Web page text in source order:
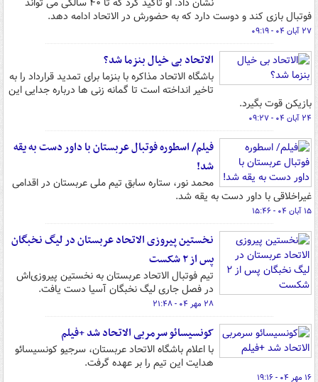
فوتبال بازی کند و دوست دارد که به حضورش در الاتحاد ادامه دهد.
۲۷ آبان ۰۴ - ۰۹:۱۹
الاتحاد بی خیال بنزما شد؟
باشگاه الاتحاد مذاکره با بنزما برای تمدید قرارداد را به
تاخیر انداخته است تا گمانه زنی ها درباره جدایی این
بازیکن قوت بگیرد.
۲۴ آبان ۰۴ - ۰۹:۲۷
فیلم/ اسطوره فوتبال عربستان با داور دست به یقه
شد!
محمد نور، ستاره سابق تیم ملی عربستان در اقدامی
غیراخلاقی با داور دست به یقه شد.
۱۵ آبان ۰۴ - ۱۵:۴۶
نخستین پیروزی الاتحاد عربستان در لیگ نخبگان
پس از ۲ شکست
تیم فوتبال الاتحاد عربستان به نخستین پیروزی‌اش
در فصل جاری لیگ نخبگان آسیا دست یافت.
۲۸ مهر ۰۴ - ۲۱:۴۸
کونسیسائو سرمربی الاتحاد شد +فیلم
با اعلام باشگاه الاتحاد عربستان، سرجیو کونسیسائو
هدایت این تیم را بر عهده گرفت.
۱۶ مهر ۰۴ - ۱۹:۱۶